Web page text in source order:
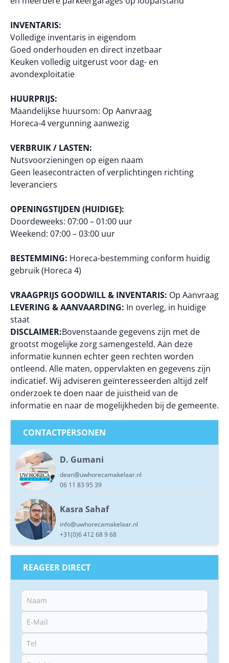
INVENTARIS:
Volledige inventaris in eigendom
Goed onderhouden en direct inzetbaar
Keuken volledig uitgerust voor dag- en
avondexploitatie
HUURPRIJS:
Maandelijkse huursom: Op Aanvraag
Horeca-4 vergunning aanwezig
VERBRUIK / LASTEN:
Nutsvoorzieningen op eigen naam
Geen leasecontracten of verplichtingen richting
leveranciers
OPENINGSTIJDEN (HUIDIGE):
Doordeweeks: 07:00 – 01:00 uur
Weekend: 07:00 – 03:00 uur
BESTEMMING: Horeca-bestemming conform huidig
gebruik (Horeca 4)
VRAAGPRIJS GOODWILL & INVENTARIS: Op Aanvraag
LEVERING & AANVAARDING: In overleg, in huidige
staat
DISCLAIMER:Bovenstaande gegevens zijn met de
grootst mogelijke zorg samengesteld. Aan deze
informatie kunnen echter geen rechten worden
ontleend. Alle maten, oppervlakten en gegevens zijn
indicatief. Wij adviseren geïnteresseerden altijd zelf
onderzoek te doen naar de juistheid van de
informatie en naar de mogelijkheden bij de gemeente.
CONTACTPERSONEN
D. Gumani
dean@uwhorecamakelaar.nl
06 11 83 95 39
Kasra Sahaf
info@uwhorecamakelaar.nl
+31(0)6 412 68 9 68
REAGEER DIRECT